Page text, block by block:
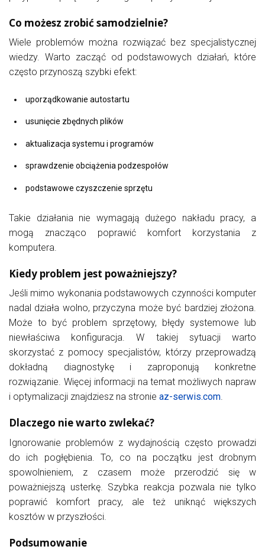
Co możesz zrobić samodzielnie?
Wiele problemów można rozwiązać bez specjalistycznej
wiedzy. Warto zacząć od podstawowych działań, które
często przynoszą szybki efekt:
uporządkowanie autostartu
usunięcie zbędnych plików
aktualizacja systemu i programów
sprawdzenie obciążenia podzespołów
podstawowe czyszczenie sprzętu
Takie działania nie wymagają dużego nakładu pracy, a
mogą znacząco poprawić komfort korzystania z
komputera.
Kiedy problem jest poważniejszy?
Jeśli mimo wykonania podstawowych czynności komputer
nadal działa wolno, przyczyna może być bardziej złożona.
Może to być problem sprzętowy, błędy systemowe lub
niewłaściwa konfiguracja. W takiej sytuacji warto
skorzystać z pomocy specjalistów, którzy przeprowadzą
dokładną diagnostykę i zaproponują konkretne
rozwiązanie. Więcej informacji na temat możliwych napraw
i optymalizacji znajdziesz na stronie az-serwis.com.
Dlaczego nie warto zwlekać?
Ignorowanie problemów z wydajnością często prowadzi
do ich pogłębienia. To, co na początku jest drobnym
spowolnieniem, z czasem może przerodzić się w
poważniejszą usterkę. Szybka reakcja pozwala nie tylko
poprawić komfort pracy, ale też uniknąć większych
kosztów w przyszłości.
Podsumowanie